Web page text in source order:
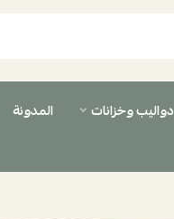
دواليب وخزانات المدونة